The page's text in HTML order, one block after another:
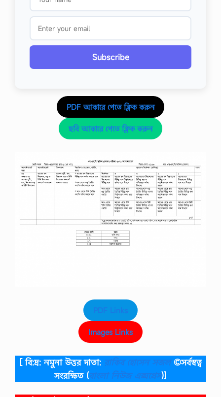
Subscribe
PDF আকারে পেতে ক্লিক করুন
ছবি আকারে পেতে ক্লিক করুন
PDF Links
Images Links
[ বি:দ্র: নমুনা উত্তর দাতা: রাকিব হোসেন সজল©সর্বস্বত্ব
সংরক্ষিত (বাংলা নিউজ এক্সপ্রেস)]